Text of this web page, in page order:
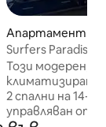
4,85 от 5,
Апартамент –
radise
Surfers Paradise
2 спални, парк и
Този модерен,
климатизиран
2 спални на 14-
управляван от